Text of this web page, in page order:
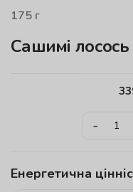
175 г
Сашимі лосось
-
Енергетична